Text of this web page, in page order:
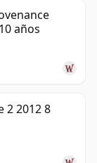
años
2 2012 8